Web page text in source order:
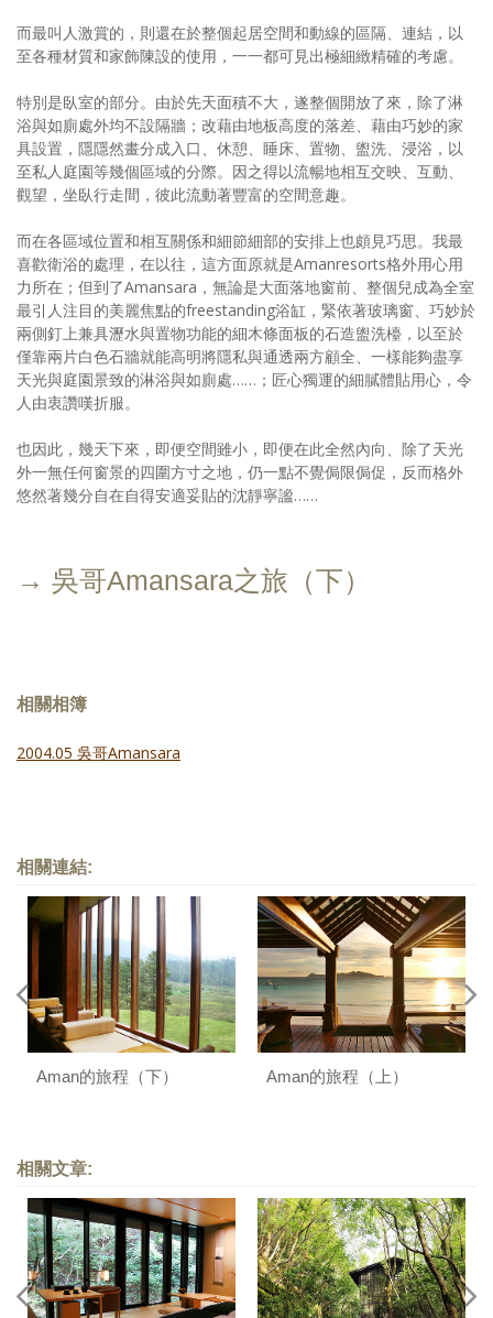
而最叫人激賞的，則還在於整個起居空間和動線的區隔、連結，以
至各種材質和家飾陳設的使用，一一都可見出極細緻精確的考慮。
特別是臥室的部分。由於先天面積不大，遂整個開放了來，除了淋
浴與如廁處外均不設隔牆；改藉由地板高度的落差、藉由巧妙的家
具設置，隱隱然畫分成入口、休憩、睡床、置物、盥洗、浸浴，以
至私人庭園等幾個區域的分際。因之得以流暢地相互交映、互動、
觀望，坐臥行走間，彼此流動著豐富的空間意趣。
而在各區域位置和相互關係和細節細部的安排上也頗見巧思。我最
喜歡衛浴的處理，在以往，這方面原就是Amanresorts格外用心用
力所在；但到了Amansara，無論是大面落地窗前、整個兒成為全室
最引人注目的美麗焦點的freestanding浴缸，緊依著玻璃窗、巧妙於
兩側釘上兼具瀝水與置物功能的細木條面板的石造盥洗檯，以至於
僅靠兩片白色石牆就能高明將隱私與通透兩方顧全、一樣能夠盡享
天光與庭園景致的淋浴與如廁處……；匠心獨運的細膩體貼用心，令
人由衷讚嘆折服。
也因此，幾天下來，即便空間雖小，即便在此全然內向、除了天光
外一無任何窗景的四圍方寸之地，仍一點不覺侷限侷促，反而格外
悠然著幾分自在自得安適妥貼的沈靜寧謐……
→ 吳哥Amansara之旅（下）
相關相簿
2004.05 吳哥Amansara
相關連結:
Aman的旅程（下） Aman的旅程（上）
相關文章: